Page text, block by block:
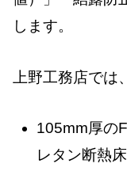
します。
上野工務店では、
105mm厚の
レタン断熱